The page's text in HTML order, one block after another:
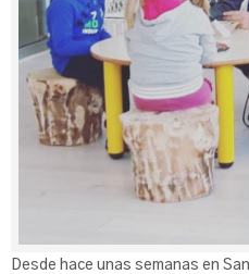
Desde hace unas semanas en